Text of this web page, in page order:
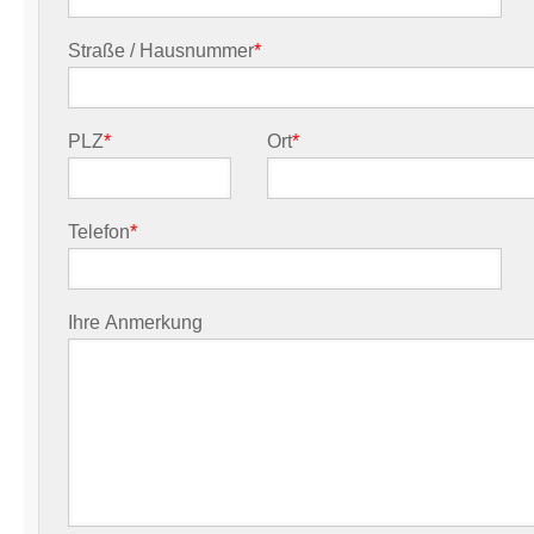
Straße / Hausnummer*
PLZ* Ort*
Telefon*
Ihre Anmerkung